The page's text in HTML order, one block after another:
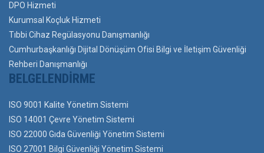
DPO Hizmeti
Kurumsal Koçluk Hizmeti
Tıbbi Cihaz Regülasyonu Danışmanlığı
Cumhurbaşkanlığı Dijital Dönüşüm Ofisi Bilgi ve İletişim Güvenliği
Rehberi Danışmanlığı
BELGELENDIRME
ISO 9001 Kalite Yönetim Sistemi
ISO 14001 Çevre Yönetim Sistemi
ISO 22000 Gıda Güvenliği Yönetim Sistemi
ISO 27001 Bilgi Güvenliği Yönetim Sistemi